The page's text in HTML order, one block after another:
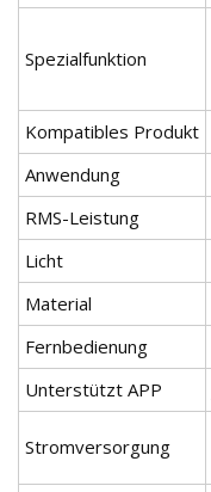
Spezialfunktion
Kompatibles Produkt
Anwendung
RMS-Leistung
Licht
Material
Fernbedienung
Unterstützt APP
Stromversorgung